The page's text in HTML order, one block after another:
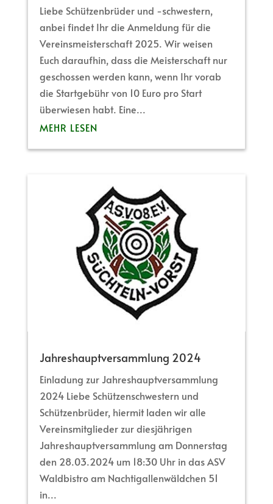
Liebe Schützenbrüder und -schwestern,
anbei findet Ihr die Anmeldung für die
Vereinsmeisterschaft 2025. Wir weisen
Euch daraufhin, dass die Meisterschaft nur
geschossen werden kann, wenn Ihr vorab
die Startgebühr von 10 Euro pro Start
überwiesen habt. Eine...
MEHR LESEN
Jahreshauptversammlung 2024
Einladung zur Jahreshauptversammlung
2024 Liebe Schützenschwestern und
Schützenbrüder, hiermit laden wir alle
Vereinsmitglieder zur diesjährigen
Jahreshauptversammlung am Donnerstag
den 28.03.2024 um 18:30 Uhr in das ASV
Waldbistro am Nachtigallenwäldchen 51
in...